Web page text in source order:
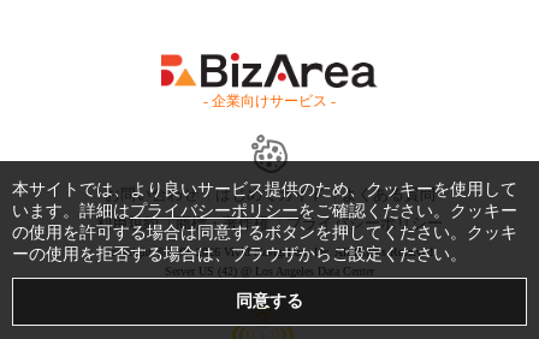
- 企業向けサービス -
お問い合わせ はじめてガイド
よくある質問
利用規約
商標・著作権 プライバシーポリシー
Copyright © 1999-2026 Vivid Navigation, Inc. All Rights Reserved.
Server US (42) @ Los Angeles Data Center
本サイトでは、より良いサービス提供のため、クッキーを使用して
います。詳細はプライバシーポリシーをご確認ください。クッキー
の使用を許可する場合は同意するボタンを押してください。クッキ
ーの使用を拒否する場合は、ブラウザからご設定ください。